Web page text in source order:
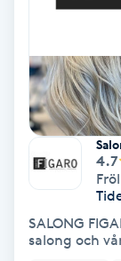
Bambumassage
Barber
Barnklippning
Blowout
4.7
SALONG FIGARO Salong Figaro är en
salong och